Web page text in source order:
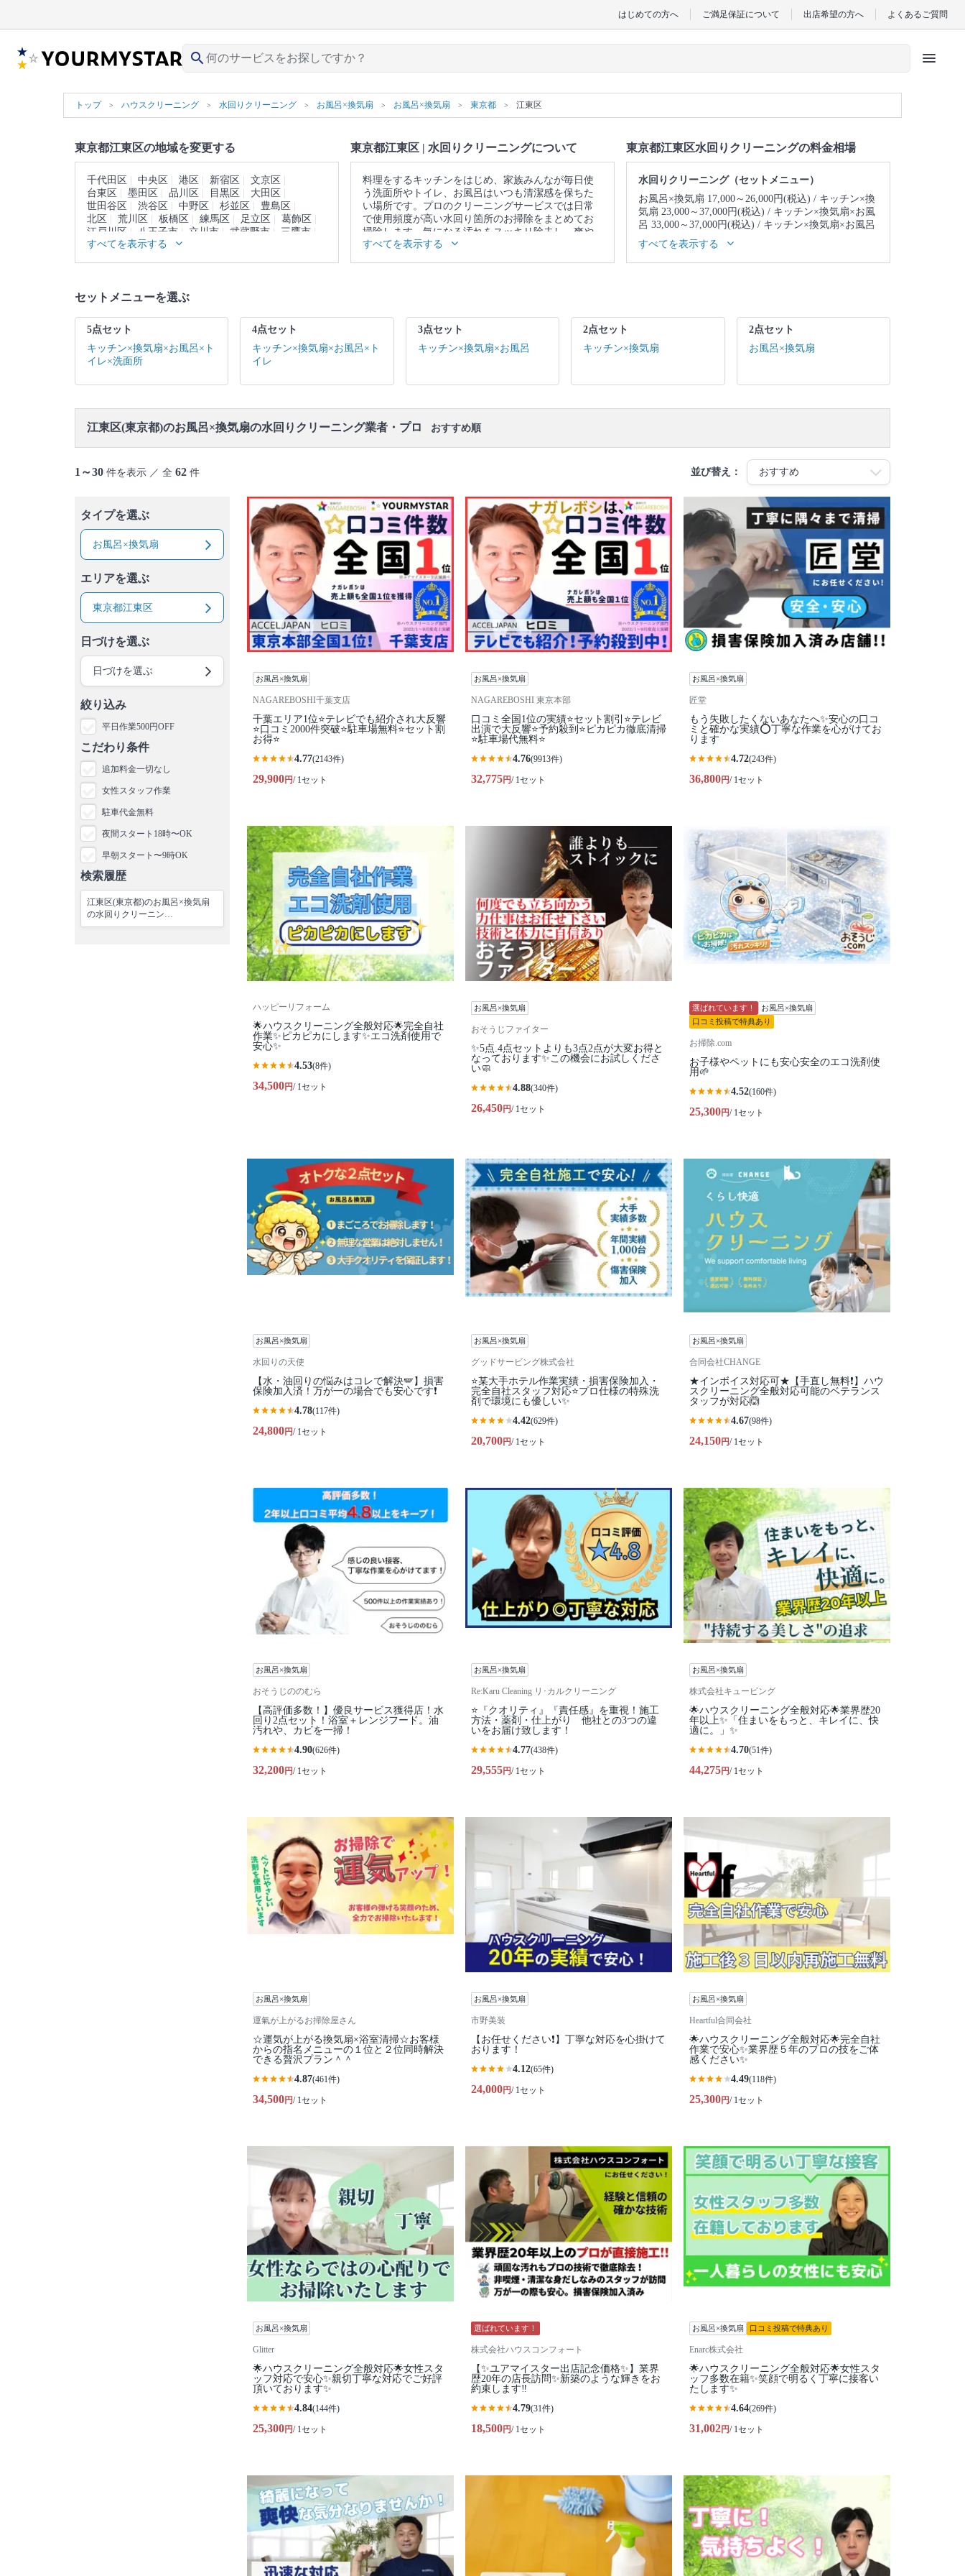
はじめての方へ ご満足保証について 出店希望の方へ よくあるご質問
search menu
トップ ハウスクリーニング 水回りクリーニング お風呂×換気扇 お風呂×換気扇 東京都 江東区
東京都江東区の地域を変更する
千代田区 中央区 港区 新宿区
文京区
台東区
墨田区 品川区 目黒区
大田区
世田谷区
渋谷区 中野区 杉並区
豊島区
北区
荒川区 板橋区 練馬区 足立区
葛飾区
江戸川区
八王子市 立川市 武蔵野市
三鷹市
青梅市
府中市 昭島市
羽村市
あきる野市 西東京市
御蔵島村
小笠原村
すべてを表示する
東京都江東区 | 水回りクリーニングについて
料理をするキッチンをはじめ、家族みんなが毎日使
う洗面所やトイレ、お風呂はいつも清潔感を保ちた
い場所です。プロのクリーニングサービスでは日常
で使用頻度が高い水回り箇所のお掃除をまとめてお
掃除します。気になる汚れをスッキリ除去し、爽や
かな空間を取り戻しませんか。
▼表示価格に含まれる水回りクリーニングの作業範
3点セット：キッチン / 換気扇 / お風呂 2点セット：
キッチン / 換気扇 ※それぞれの「共通の作業範囲」
になります。
すべてを表示する
東京都江東区水回りクリーニングの料金相場
水回りクリーニング（セットメニュー）
お風呂×換気扇 17,000～26,000円(税込)
キッチン×換
気扇 23,000～37,000円(税込)
キッチン×換気扇×お風
呂 33,000～37,000円(税込)
キッチン×換気扇×お風呂
×トイレ 39,000～43,000円(税込)
お風呂×トイレ×洗面所 43,000～47,000円(税込)
すべてを表示する
セットメニューを選ぶ
5点セット
キッチン×換気扇×お風呂×ト
イレ×洗面所
4点セット
キッチン×換気扇×お風呂×ト
イレ
3点セット
キッチン×換気扇×お風呂
2点セット
キッチン×換気扇
2点セット
お風呂×換気扇
江東区(東京都)のお風呂×換気扇の水回りクリーニング業者・プロ おすすめ順
1～30 件を表示 ／ 全 62 件 並び替え：
タイプを選ぶ
お風呂×換気扇
エリアを選ぶ
東京都江東区
日づけを選ぶ
日づけを選ぶ
絞り込み
平日作業500円OFF
こだわり条件
追加料金一切なし
女性スタッフ作業
駐車代金無料
夜間スタート18時〜OK
早朝スタート〜9時OK
検索履歴
江東区(東京都)のお風呂×換気扇
の水回りクリーニン…
お風呂×換気扇
NAGAREBOSHI千葉支店
千葉エリア1位⭐テレビでも紹介され大反響
⭐️口コミ2000件突破⭐️駐車場無料⭐セット割
お得⭐
4.77(2143件)
29,900円/ 1セット
お風呂×換気扇
NAGAREBOSHI 東京本部
口コミ全国1位の実績⭐セット割引⭐テレビ
出演で大反響⭐予約殺到⭐ピカピカ徹底清掃
⭐駐車場代無料⭐
4.76(9913件)
32,775円/ 1セット
お風呂×換気扇
匠堂
もう失敗したくないあなたへ✨安心の口コ
ミと確かな実績⭕丁寧な作業を心がけてお
ります
4.72(243件)
36,800円/ 1セット
ハッピーリフォーム
🌟ハウスクリーニング全般対応🌟完全自社
作業✨️ピカピカにします✨️エコ洗剤使用で
安心✨
4.53(8件)
34,500円/ 1セット
お風呂×換気扇
おそうじファイター
✨5点.4点セットよりも3点2点が大変お得と
なっております✨この機会にお試しくださ
い🧼
4.88(340件)
26,450円/ 1セット
選ばれています！
お風呂×換気扇
口コミ投稿で特典あり
お掃除.com
お子様やペットにも安心安全のエコ洗剤使
用🌱
4.52(160件)
25,300円/ 1セット
お風呂×換気扇
水回りの天使
【水・油回りの悩みはコレで解決🪽】損害
保険加入済！万が一の場合でも安心です❗️
4.78(117件)
24,800円/ 1セット
お風呂×換気扇
グッドサービング株式会社
⭐某大手ホテル作業実績・損害保険加入・
完全自社スタッフ対応⭐プロ仕様の特殊洗
剤で環境にも優しい✨
4.42(629件)
20,700円/ 1セット
お風呂×換気扇
合同会社CHANGE
★インボイス対応可★【手直し無料❗️】ハウ
スクリーニング全般対応可能のベテランス
タッフが対応🙆
4.67(98件)
24,150円/ 1セット
お風呂×換気扇
おそうじののむら
【高評価多数！】優良サービス獲得店！水
回り2点セット！浴室＋レンジフード。油
汚れや、カビを一掃！
4.90(626件)
32,200円/ 1セット
お風呂×換気扇
Re:Karu Cleaning リ･カルクリーニング
⭐『クオリティ』『責任感』を重視！施工
方法・薬剤・仕上がり 他社との3つの違
いをお届け致します！
4.77(438件)
29,555円/ 1セット
お風呂×換気扇
株式会社キュービング
🌟ハウスクリーニング全般対応🌟業界歴20
年以上✨「住まいをもっと、キレイに、快
適に。」✨
4.70(51件)
44,275円/ 1セット
お風呂×換気扇
運氣が上がるお掃除屋さん
☆運気が上がる換気扇×浴室清掃☆お客様
からの指名メニューの１位と２位同時解決
できる贅沢プラン＾＾
4.87(461件)
34,500円/ 1セット
お風呂×換気扇
市野美装
【お任せください❗️】丁寧な対応を心掛けて
おります！
4.12(65件)
24,000円/ 1セット
お風呂×換気扇
Heartful合同会社
🌟ハウスクリーニング全般対応🌟完全自社
作業で安心✨業界歴５年のプロの技をご体
感ください✨
4.49(118件)
25,300円/ 1セット
お風呂×換気扇
Glitter
🌟ハウスクリーニング全般対応🌟女性スタ
ッフ対応で安心✨親切丁寧な対応でご好評
頂いております✨
4.84(144件)
25,300円/ 1セット
選ばれています！
株式会社ハウスコンフォート
【✨ユアマイスター出店記念価格✨】業界
歴20年の店長訪問✨新築のような輝きをお
約束します‼️
4.79(31件)
18,500円/ 1セット
お風呂×換気扇 口コミ投稿で特典あり
Enarc株式会社
🌟ハウスクリーニング全般対応🌟女性スタ
ッフ多数在籍✨笑顔で明るく丁寧に接客い
たします✨
4.64(269件)
31,002円/ 1セット